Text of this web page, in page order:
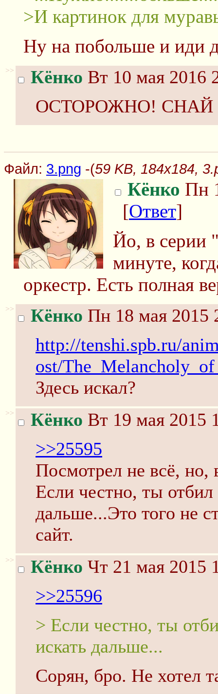
>И картинок для
Ну на побольше и иди
>> Кёнко Вт 10 мая 2016
ОСТОРОЖНО! СНАЙ
Файл: 3.png -(59 KB, 184x184,
Кёнко Пн
[Ответ]
Йо, в серии
минуте,
оркестр. Есть полная
>> Кёнко Пн 18 мая 2015
http://tenshi.spb.ru/
ost/
Здесь искал?
>> Кёнко Вт 19 мая 2015
>>25595
Посмотрел не всё, но,
Если честно, ты
дальше...Это того не
сайт.
>> Кёнко Чт 21 мая 2015
>>25596
> Если честно, ты
искать дальше...
Сорян, бро. Не хотел